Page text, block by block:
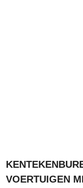
VOERTUIGEN